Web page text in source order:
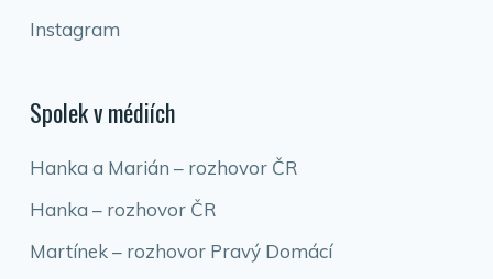
Instagram
Spolek v médiích
Hanka a Marián – rozhovor ČR
Hanka – rozhovor ČR
Martínek – rozhovor Pravý Domácí